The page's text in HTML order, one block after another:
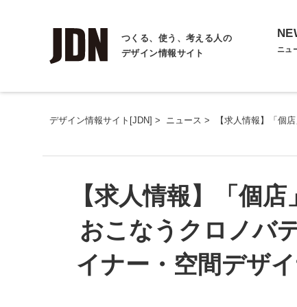
つくる、使う、考える人の
デザイン情報サイト
ニュ
デザイン情報サイト[JDN] > ニュース > 【求人情報】「個
【求人情報】「個
おこなうクロノバ
イナー・空間デザ